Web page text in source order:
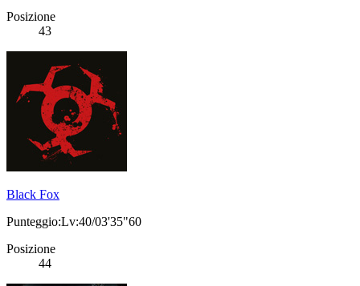
Posizione
43
Black Fox
Punteggio:Lv:40/03'35"60
Posizione
44